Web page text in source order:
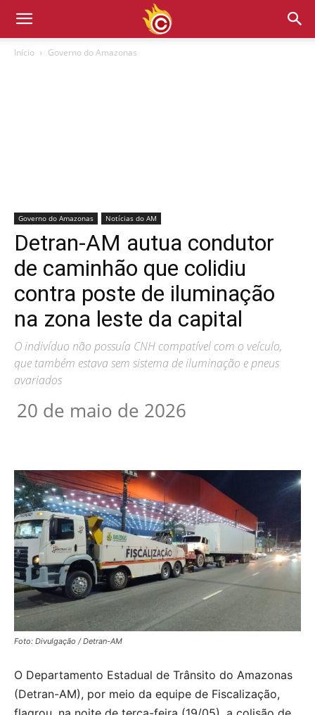
Início Governo do Amazonas
Governo do Amazonas Notícias do AM
Detran-AM autua condutor
de caminhão que colidiu
contra poste de iluminação
na zona leste da capital
O indivíduo não possuía CNH compatível com o veículo,
que também estava sem sistema de iluminação e pneus
avariados
20 de maio de 2026
Foto: Divulgação / Detran-AM
O Departamento Estadual de Trânsito do Amazonas
(Detran-AM), por meio da equipe de Fiscalização,